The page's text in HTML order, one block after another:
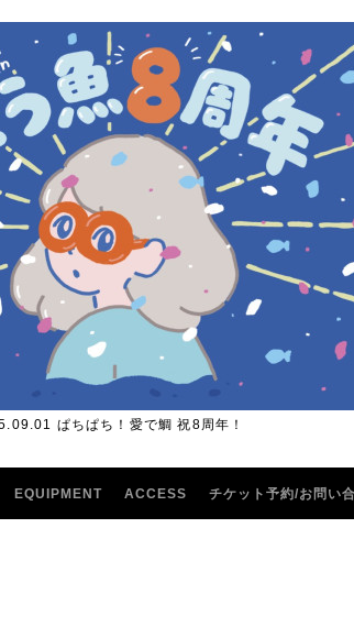
ぱちぱち！愛で鯛 祝8周年！
EQUIPMENT ACCESS チケット予約/お問い